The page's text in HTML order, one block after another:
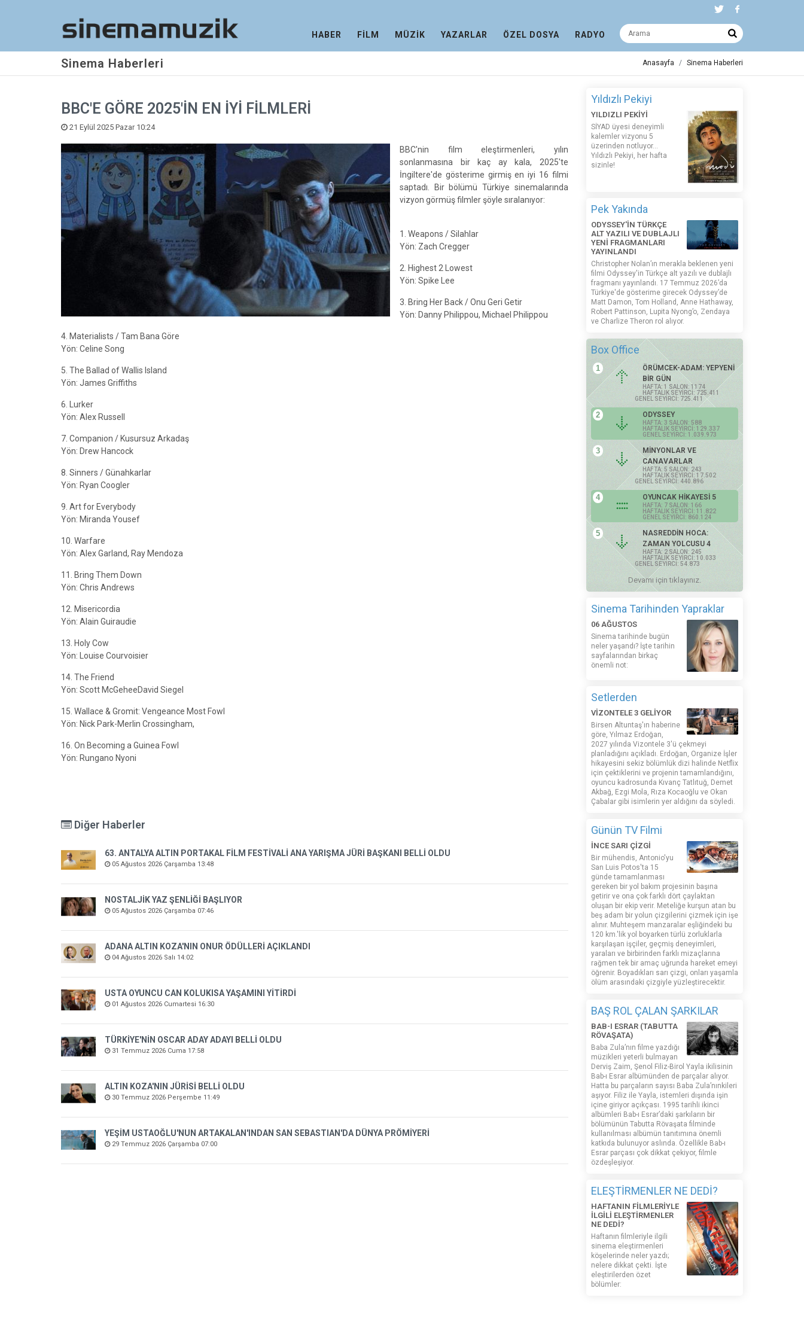
HABER FİLM MÜZİK YAZARLAR ÖZEL DOSYA RADYO
Sinema Haberleri Anasayfa Sinema Haberleri
BBC'E GÖRE 2025'İN EN İYİ FİLMLERİ
21 Eylül 2025 Pazar 10:24
BBC'nin film eleştirmenleri, yılın
sonlanmasına bir kaç ay kala, 2025'te
İngiltere'de gösterime girmiş en iyi 16 filmi
saptadı. Bir bölümü Türkiye sinemalarında
vizyon görmüş filmler şöyle sıralanıyor:
1. Weapons / Silahlar
Yön: Zach Cregger
2. Highest 2 Lowest
Yön: Spike Lee
3. Bring Her Back / Onu Geri Getir
Yön: Danny Philippou, Michael Philippou
4. Materialists / Tam Bana Göre
Yön: Celine Song
5. The Ballad of Wallis Island
Yön: James Griffiths
6. Lurker
Yön: Alex Russell
7. Companion / Kusursuz Arkadaş
Yön: Drew Hancock
8. Sinners / Günahkarlar
Yön: Ryan Coogler
9. Art for Everybody
Yön: Miranda Yousef
10. Warfare
Yön: Alex Garland, Ray Mendoza
11. Bring Them Down
Yön: Chris Andrews
12. Misericordia
Yön: Alain Guiraudie
13. Holy Cow
Yön: Louise Courvoisier
14. The Friend
Yön: Scott McGeheeDavid Siegel
15. Wallace & Gromit: Vengeance Most Fowl
Yön: Nick Park-Merlin Crossingham,
16. On Becoming a Guinea Fowl
Yön: Rungano Nyoni
Diğer Haberler
63. ANTALYA ALTIN PORTAKAL FİLM FESTİVALİ ANA YARIŞMA JÜRİ BAŞKANI BELLİ OLDU
05 Ağustos 2026 Çarşamba 13:48
NOSTALJİK YAZ ŞENLİĞİ BAŞLIYOR
05 Ağustos 2026 Çarşamba 07:46
ADANA ALTIN KOZA'NIN ONUR ÖDÜLLERİ AÇIKLANDI
04 Ağustos 2026 Salı 14:02
USTA OYUNCU CAN KOLUKISA YAŞAMINI YİTİRDİ
01 Ağustos 2026 Cumartesi 16:30
TÜRKİYE'NİN OSCAR ADAY ADAYI BELLİ OLDU
31 Temmuz 2026 Cuma 17:58
ALTIN KOZA'NIN JÜRİSİ BELLİ OLDU
30 Temmuz 2026 Perşembe 11:49
YEŞİM USTAOĞLU'NUN ARTAKALAN'INDAN SAN SEBASTIAN'DA DÜNYA PRÖMİYERİ
29 Temmuz 2026 Çarşamba 07:00
Yıldızlı Pekiyi
YILDIZLI PEKİYİ
SİYAD üyesi deneyimli
kalemler vizyonu 5
üzerinden notluyor...
Yıldızlı Pekiyi, her hafta
sizinle!
Pek Yakında
ODYSSEY'İN TÜRKÇE
ALT YAZILI VE DUBLAJLI
YENİ FRAGMANLARI
YAYINLANDI
Christopher Nolan’ın merakla beklenen yeni
filmi Odyssey'in Türkçe alt yazılı ve dublajlı
fragmanı yayınlandı. 17 Temmuz 2026’da
Türkiye'de gösterime girecek Odyssey’de
Matt Damon, Tom Holland, Anne Hathaway,
Robert Pattinson, Lupita Nyong’o, Zendaya
ve Charlize Theron rol alıyor.
Box Office
1
ÖRÜMCEK-ADAM: YEPYENİ
BİR GÜN
HAFTA: 1 SALON: 1174
HAFTALIK SEYİRCİ: 725.411
GENEL SEYİRCİ: 725.411
2 ODYSSEY
HAFTA: 3 SALON: 588
HAFTALIK SEYİRCİ: 129.337
GENEL SEYİRCİ: 1.039.973
3
MİNYONLAR VE
CANAVARLAR
HAFTA: 5 SALON: 243
HAFTALIK SEYİRCİ: 17.502
GENEL SEYİRCİ: 440.896
4 OYUNCAK HİKAYESİ 5
HAFTA: 7 SALON: 166
HAFTALIK SEYİRCİ: 11.822
GENEL SEYİRCİ: 860.124
5
NASREDDİN HOCA:
ZAMAN YOLCUSU 4
HAFTA: 2 SALON: 245
HAFTALIK SEYİRCİ: 10.033
GENEL SEYİRCİ: 54.873
Devamı için tıklayınız.
Sinema Tarihinden Yapraklar
06 AĞUSTOS
Sinema tarihinde bugün
neler yaşandı? İşte tarihin
sayfalarından birkaç
önemli not:
Setlerden
VİZONTELE 3 GELİYOR
Birsen Altuntaş'ın haberine
göre, Yılmaz Erdoğan,
2027 yılında Vizontele 3'ü çekmeyi
planladığını açıkladı. Erdoğan, Organize İşler
hikayesini sekiz bölümlük dizi halinde Netflix
için çektiklerini ve projenin tamamlandığını,
oyuncu kadrosunda Kıvanç Tatlıtuğ, Demet
Akbağ, Ezgi Mola, Rıza Kocaoğlu ve Okan
Çabalar gibi isimlerin yer aldığını da söyledi.
Günün TV Filmi
İNCE SARI ÇİZGİ
Bir mühendis, Antonio'yu
San Luis Potos'ta 15
günde tamamlanması
gereken bir yol bakım projesinin başına
getirir ve ona çok farklı dört çaylaktan
oluşan bir ekip verir. Meteliğe kurşun atan bu
beş adam bir yolun çizgilerini çizmek için işe
alınır. Muhteşem manzaralar eşliğindeki bu
120 km.'lik yol boyarken türlü zorluklarla
karşılaşan işçiler, geçmiş deneyimleri,
yaraları ve birbirinden farklı mizaçlarına
rağmen tek bir amaç uğrunda hareket emeyi
öğrenir. Boyadıkları sarı çizgi, onları yaşamla
ölüm arasındaki çizgiyle yüzleştirecektir.
BAŞ ROL ÇALAN ŞARKILAR
BAB-I ESRAR (TABUTTA
RÖVAŞATA)
Baba Zula’nın filme yazdığı
müzikleri yeterli bulmayan
Derviş Zaim, Şenol Filiz-Birol Yayla ikilisinin
Bab-ı Esrar albümünden de parçalar alıyor.
Hatta bu parçaların sayısı Baba Zula’nınkileri
aşıyor. Filiz ile Yayla, istemleri dışında işin
içine giriyor açıkçası. 1995 tarihli ikinci
albümleri Bab-ı Esrar’daki şarkıların bir
bölümünün Tabutta Rövaşata filminde
kullanılması albümün tanıtımına önemli
katkıda bulunuyor aslında. Özellikle Bab-ı
Esrar parçası çok dikkat çekiyor, filmle
özdeşleşiyor.
ELEŞTİRMENLER NE DEDİ?
HAFTANIN FİLMLERİYLE
İLGİLİ ELEŞTİRMENLER
NE DEDİ?
Haftanın filmleriyle ilgili
sinema eleştirmenleri
köşelerinde neler yazdı;
nelere dikkat çekti. İşte
eleştirilerden özet
bölümler: